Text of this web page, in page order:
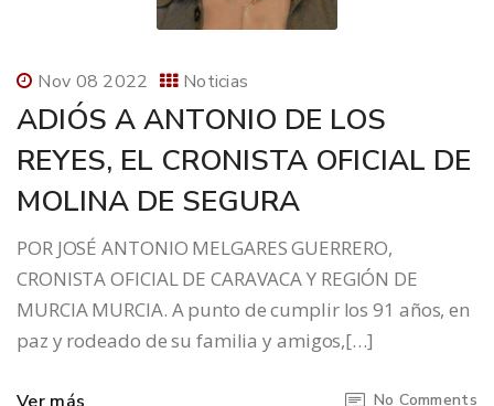
Nov 08 2022 Noticias
ADIÓS A ANTONIO DE LOS
REYES, EL CRONISTA OFICIAL DE
MOLINA DE SEGURA
POR JOSÉ ANTONIO MELGARES GUERRERO,
CRONISTA OFICIAL DE CARAVACA Y REGIÓN DE
MURCIA MURCIA. A punto de cumplir los 91 años, en
paz y rodeado de su familia y amigos,[…]
No Comments